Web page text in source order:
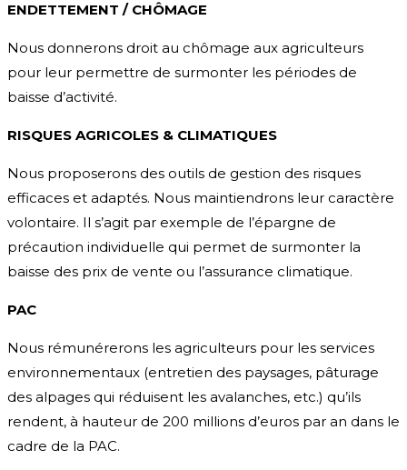
ENDETTEMENT / CHÔMAGE
Nous donnerons droit au chômage aux agriculteurs
pour leur permettre de surmonter les périodes de
baisse d’activité.
RISQUES AGRICOLES & CLIMATIQUES
Nous proposerons des outils de gestion des risques
efficaces et adaptés. Nous maintiendrons leur caractère
volontaire. Il s’agit par exemple de l’épargne de
précaution individuelle qui permet de surmonter la
baisse des prix de vente ou l’assurance climatique.
PAC
Nous rémunérerons les agriculteurs pour les services
environnementaux (entretien des paysages, pâturage
des alpages qui réduisent les avalanches, etc.) qu’ils
rendent, à hauteur de 200 millions d’euros par an dans le
cadre de la PAC.